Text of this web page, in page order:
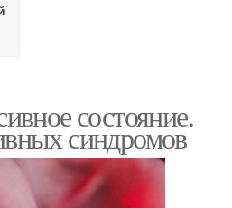
состояние.
синдромов